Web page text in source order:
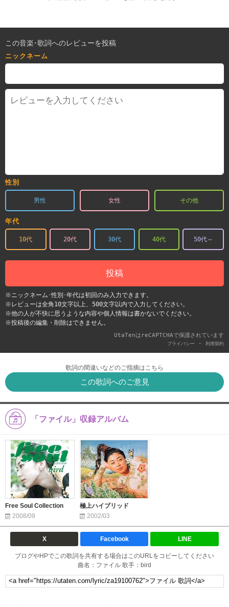
この音楽･歌詞へのレビューを投稿
ニックネーム
性別
男性 女性 その他
年代
10代 20代 30代 40代 50代～
投稿
※ニックネーム･性別･年代は初回のみ入力できます。
※レビューは全角10文字以上、500文字以内で入力してください。
※他の人が不快に思うような内容や個人情報は書かないでください。
※投稿後の編集・削除はできません。
UtaTenはreCAPTCHAで保護されています
プライバシー - 利用契約
歌詞の間違いなどのご指摘はこちら
この歌詞へのご意見
「ファイル」収録アルバム
Free Soul Collection
2008/09
極上ハイブリッド
2002/03
X Facebook LINE
ブログやHPでこの歌詞を共有する場合はこのURLをコピーしてください
曲名：ファイル 歌手：bird